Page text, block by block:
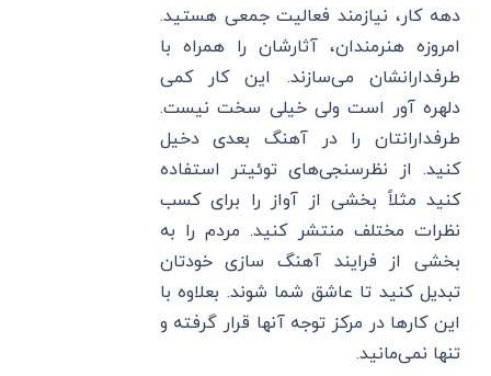
دهه کار، نیازمند فعالیت جمعی هستید.
امروزه هنرمندان، آثارشان را همراه با
طرفدارانشان می‌سازند. این کار کمی
دلهره آور است ولی خیلی سخت نیست.
طرفدارانتان را در آهنگ بعدی دخیل
کنید. از نظرسنجی‌های توئیتر استفاده
کنید مثلاً بخشی از آواز را برای کسب
نظرات مختلف منتشر کنید. مردم را به
بخشی از فرایند آهنگ سازی خودتان
تبدیل کنید تا عاشق شما شوند. بعلاوه با
این کارها در مرکز توجه آنها قرار گرفته و
تنها نمی‌مانید.